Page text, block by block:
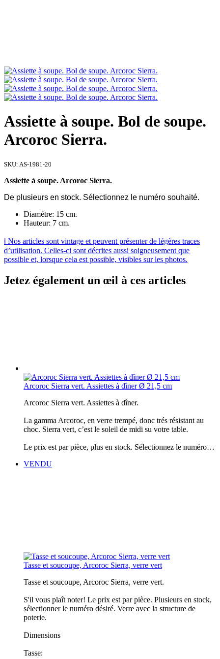
Assiette à soupe. Bol de soupe.
Arcoroc Sierra.
SKU: AS-1981-20
Assiette à soupe. Arcoroc Sierra.
De plusieurs en stock. Sélectionnez le numéro souhaité.
Diamétre: 15 cm.
Hauteur: 7 cm.
ℹ️ Nos articles sont vintage et peuvent présenter de légères traces
d’utilisation. Celles-ci sont décrites aussi soigneusement que
possible et, lorsque cela est possible, visibles sur les photos.
Jetez également un œil à ces articles
Arcoroc Sierra vert. Assiettes à dîner Ø 21,5 cm
Arcoroc Sierra vert. Assiettes à dîner.
La gamma Arcoroc, en verre trempé, donc trés résistant au
choc. Sierra vert, c’est le soleil de midi su votre table.
Le prix est par pièce, plus en stock. Sélectionnez le numéro…
VENDU
Tasse et soucoupe, Arcoroc Sierra, verre vert
Tasse et soucoupe, Arcoroc Sierra, verre vert.
S'il vous plaît noter! Le prix est par pièce. Plusieurs en stock,
sélectionner le numéro désiré. Verre avec la structure de
poterie.
Dimensions
Tasse: